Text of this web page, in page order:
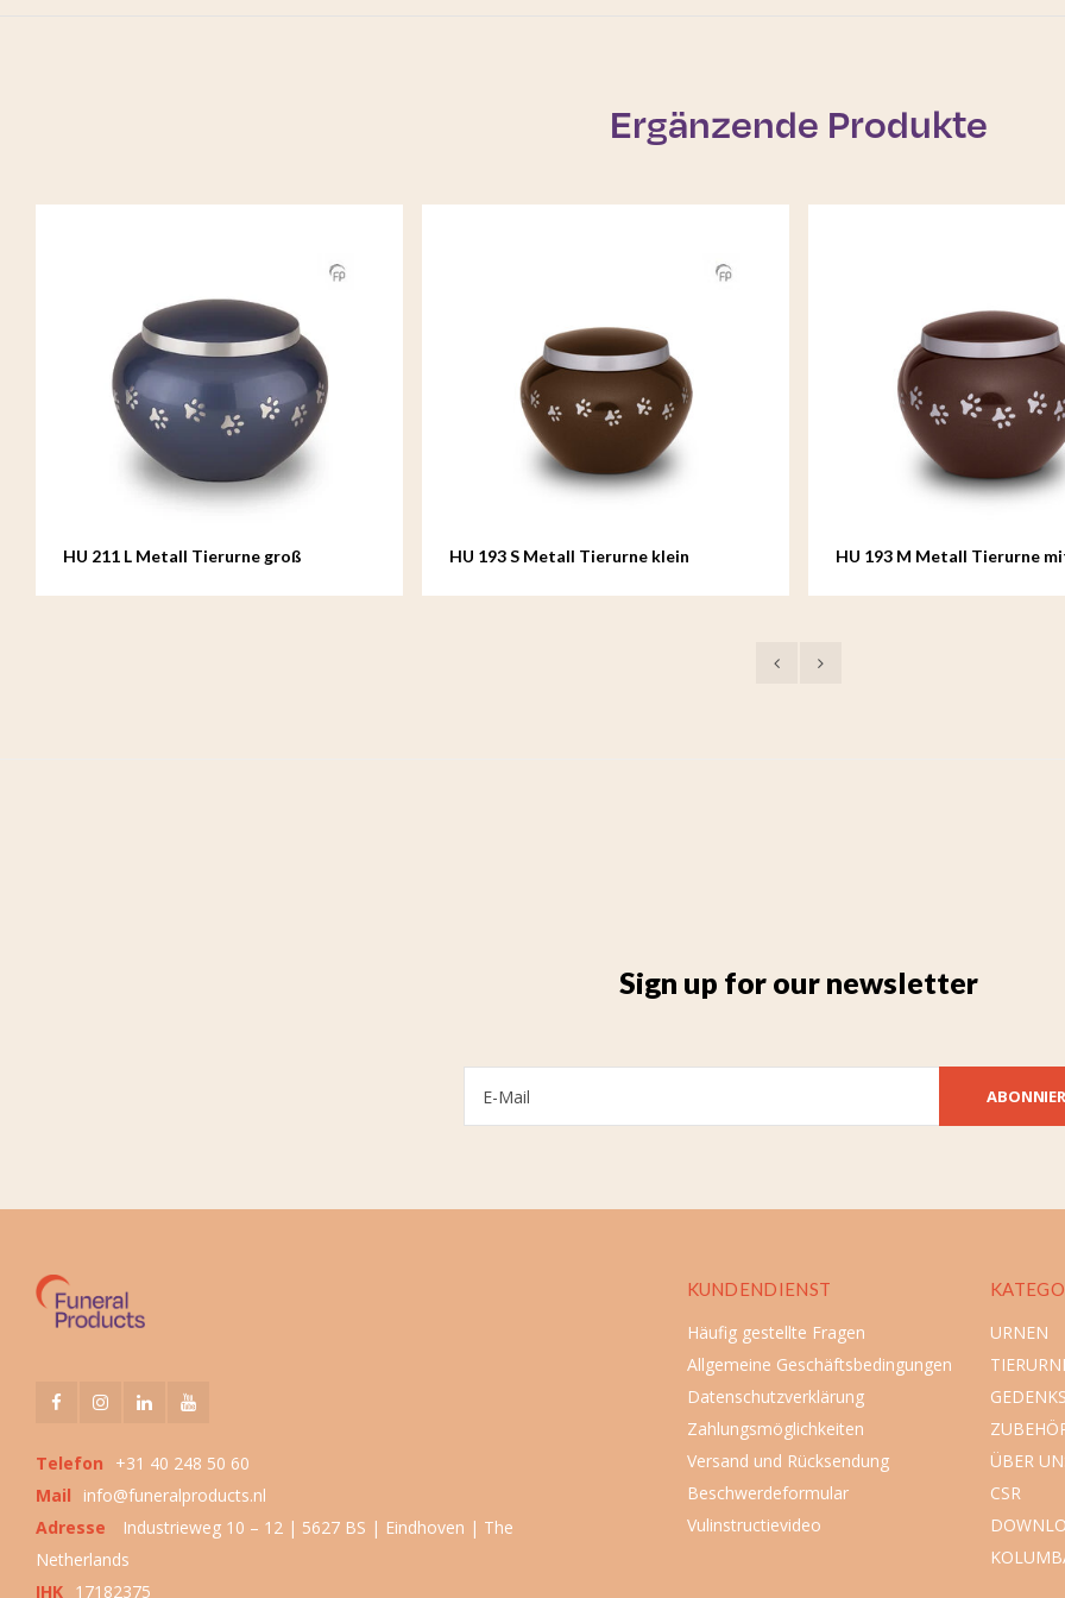
Ergänzende Produkte
HU 211 L Metall Tierurne groß HU 193 S Metall Tierurne klein HU 193 M Metall Tierurne
Sign up for our newsletter
Telefon
+31 40 248 50 60
Mail
info@funeralproducts.nl
Adresse
Industrieweg 10 – 12 | 5627 BS | Eindhoven | The
Netherlands
IHK 17182375
KUNDENDIENST
Häufig gestellte Fragen
Allgemeine Geschäftsbedingungen
Datenschutzverklärung
Zahlungsmöglichkeiten
Versand und Rücksendung
Beschwerdeformular
Vulinstructievideo
URNEN
ÜBER
CSR